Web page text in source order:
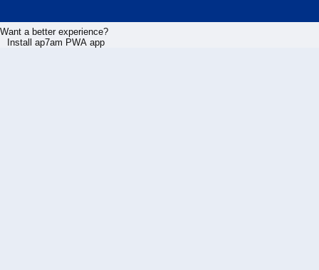
Want a better experience?
Install ap7am PWA app